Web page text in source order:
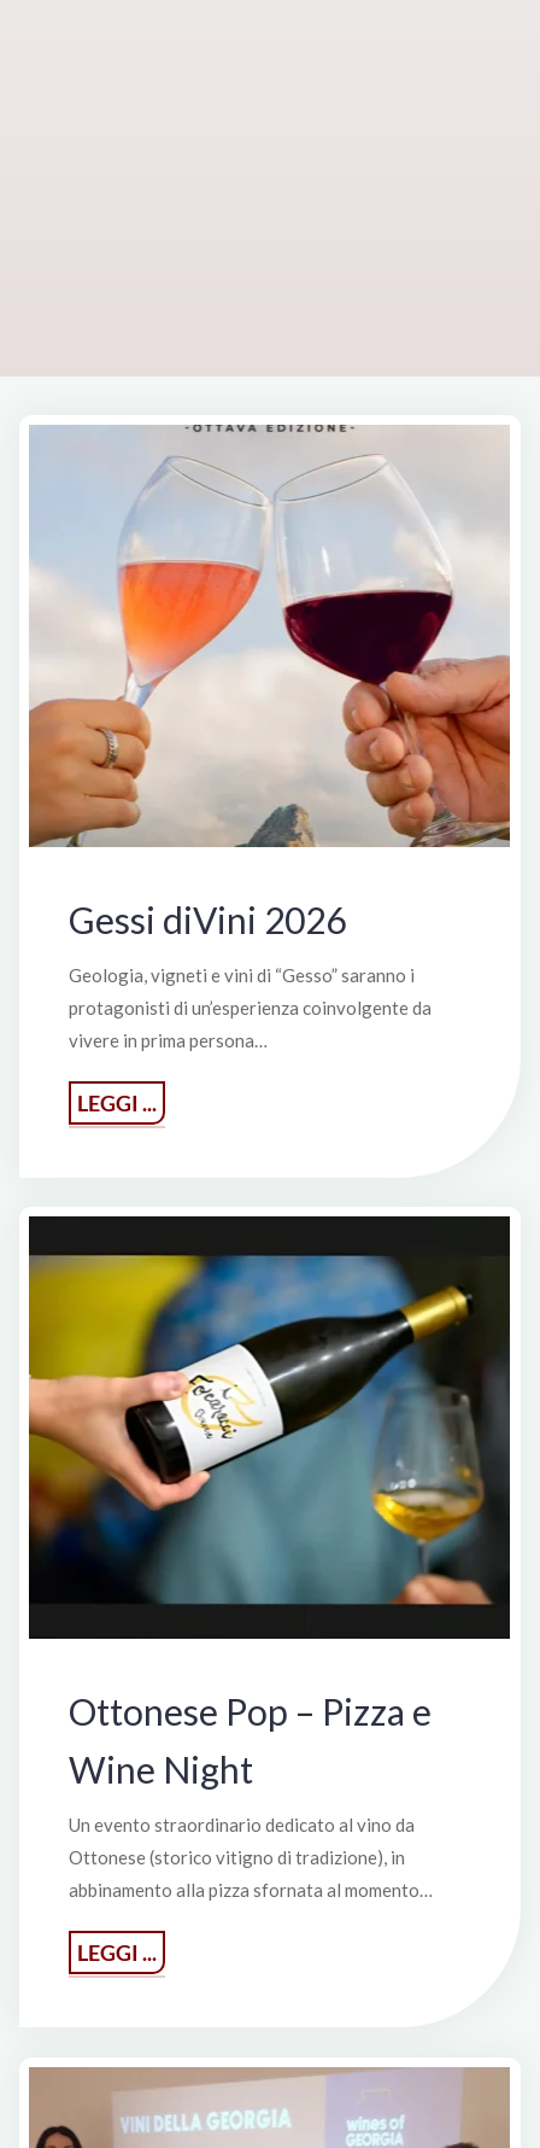
Gessi diVini 2026
Geologia, vigneti e vini di “Gesso” saranno i
protagonisti di un’esperienza coinvolgente da
vivere in prima persona…
LEGGI ...
diVini
Ottonese Pop – Pizza e
Wine Night
Un evento straordinario dedicato al vino da
Ottonese (storico vitigno di tradizione), in
abbinamento alla pizza sfornata al momento…
LEGGI ...
Pop
e
Wine